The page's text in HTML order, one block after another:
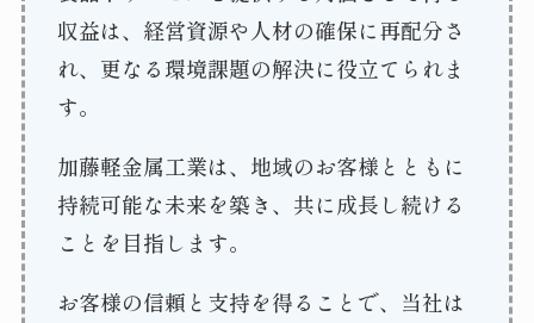
収益は、経営資源や人材の確保に再配分さ
れ、更なる環境課題の解決に役立てられま
す。
加藤軽金属工業は、地域のお客様とともに
持続可能な未来を築き、共に成長し続ける
ことを目指します。
お客様の信頼と支持を得ることで、当社は